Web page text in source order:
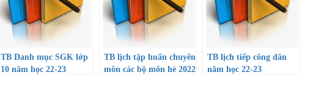
TB Danh mục SGK lớp
10 năm học 22-23
TB lịch tập huấn chuyên
môn các bộ môn hè 2022
TB lịch tiếp công dân
năm học 22-23